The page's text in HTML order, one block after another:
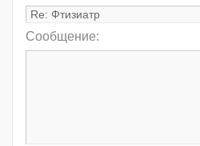
Сообщение: